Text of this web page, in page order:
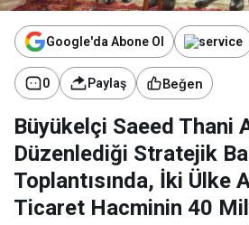
Google'da Abone Ol
0 Paylaş Beğen
Büyükelçi Saeed Thani
Düzenlediği Stratejik
Toplantısında, İki Ülke
Ticaret Hacminin 40